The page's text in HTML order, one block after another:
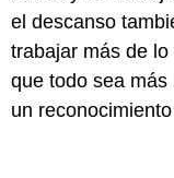
el descanso
trabajar más de
que todo sea
un